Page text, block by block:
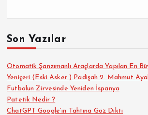
Son Yazılar
Otomatik Şanzımanlı Araçlarda Yapılan En
Yeniçeri (Eski Asker ) Padişah 2. Mahmut
Futbolun Zirvesinde Yeniden İspanya
Patetik Nedir ?
ChatGPT Google’ın Tahtına Göz Dikti